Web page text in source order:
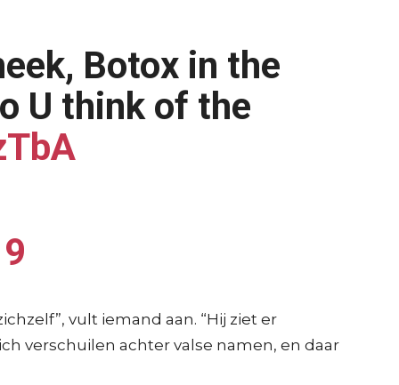
Botox in the
U think of the
vult iemand aan. “Hij ziet er
verschuilen achter valse namen, en daar